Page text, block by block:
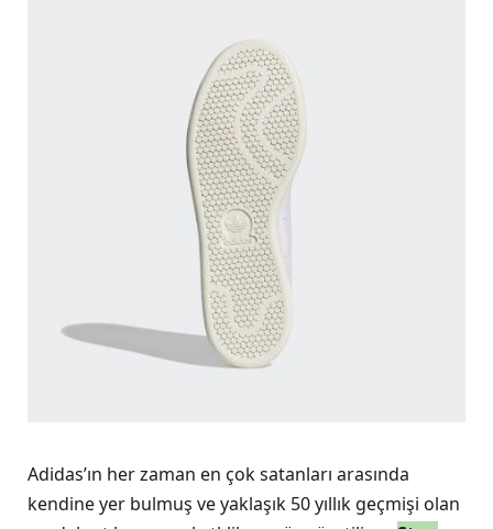
Adidas’ın her zaman en çok satanları arasında
kendine yer bulmuş ve yaklaşık 50 yıllık geçmişi olan